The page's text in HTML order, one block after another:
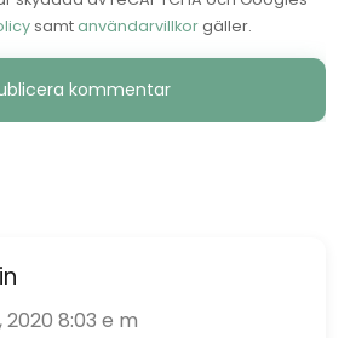
samtanvändarvillkorgäller.
8:03 e m